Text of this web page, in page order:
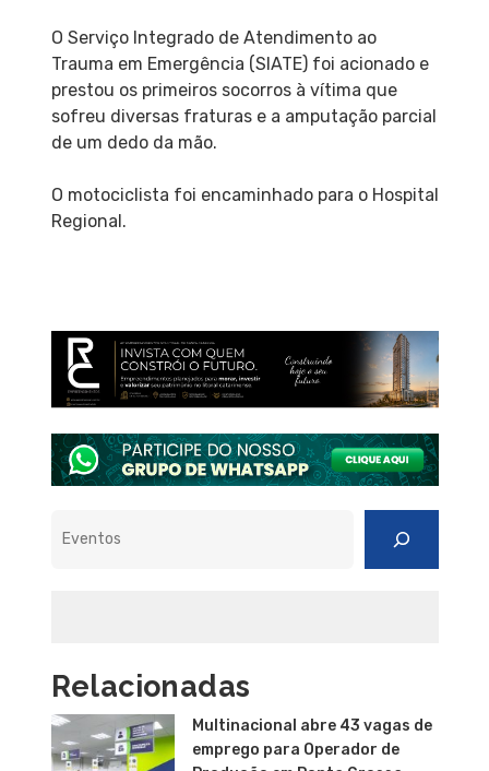
O Serviço Integrado de Atendimento ao
Trauma em Emergência (SIATE) foi acionado e
prestou os primeiros socorros à vítima que
sofreu diversas fraturas e a amputação parcial
de um dedo da mão.
O motociclista foi encaminhado para o Hospital
Regional.
Relacionadas
Multinacional abre 43 vagas de
emprego para Operador de